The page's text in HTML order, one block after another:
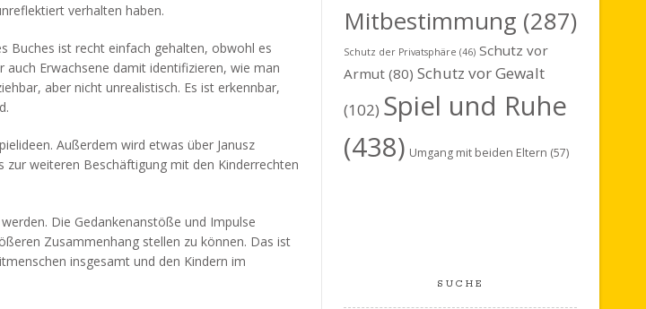
verhalten haben.
Buches ist recht einfach gehalten, obwohl es
Erwachsene damit identifizieren, wie man
aber nicht unrealistisch. Es ist erkennbar,
Außerdem wird etwas über Janusz
zur weiteren Beschäftigung mit den Kinderrechten
Die Gedankenanstöße und Impulse
Zusammenhang stellen zu können. Das ist
insgesamt und den Kindern im
Mitbestimmung (287)
Schutz der Privatsphäre (46) Schutz vor
Armut (80) Schutz vor Gewalt
(102) Spiel und Ruhe
(438) Umgang mit beiden Eltern (57)
SUCHE